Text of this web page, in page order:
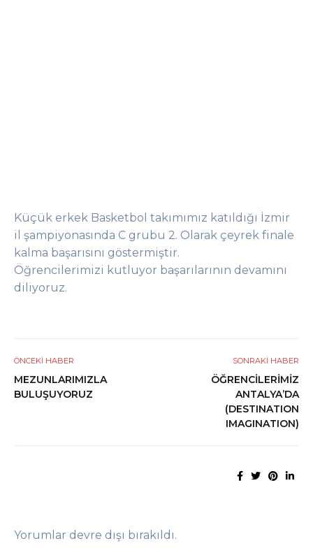
Küçük erkek Basketbol takımımız katıldığı İzmir
il şampiyonasında C grubu 2. Olarak çeyrek finale
kalma başarısını göstermiştir.
Öğrencilerimizi kutluyor başarılarının devamını
diliyoruz.
ÖNCEKI HABER
MEZUNLARIMIZLA
BULUŞUYORUZ
SONRAKI HABER
ÖĞRENCİLERİMİZ
ANTALYA’DA
(DESTINATION
IMAGINATION)
Yorumlar devre dışı bırakıldı.